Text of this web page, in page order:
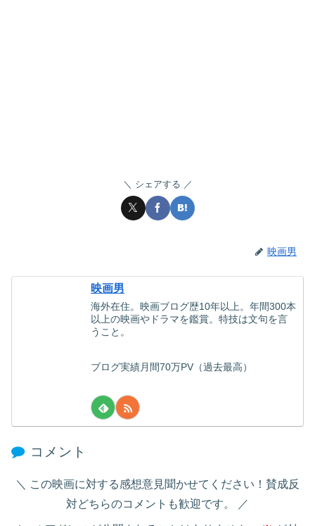
シェアする
映画男
映画男
海外在住。映画ブログ歴10年以上。年間300本
以上の映画やドラマを鑑賞。特技は文句を言
うこと。
ブログ実績月間70万PV（過去最高）
コメント
この映画に対する感想意見聞かせてください！賛成反
対どちらのコメントも歓迎です。